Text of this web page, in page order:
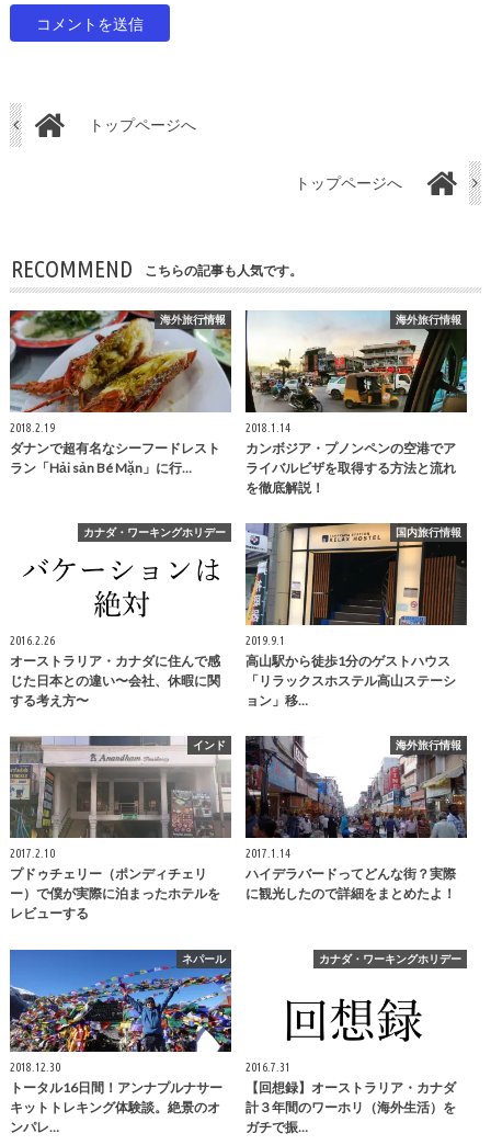
トップページへ
トップページへ
RECOMMEND こちらの記事も人気です。
海外旅行情報
2018.2.19
ダナンで超有名なシーフードレスト
ラン「Hải sản Bé Mặn」に行…
海外旅行情報
2018.1.14
カンボジア・プノンペンの空港でア
ライバルビザを取得する方法と流れ
を徹底解説！
カナダ・ワーキングホリデー
2016.2.26
オーストラリア・カナダに住んで感
じた日本との違い〜会社、休暇に関
する考え方〜
国内旅行情報
2019.9.1
高山駅から徒歩1分のゲストハウス
「リラックスホステル高山ステーシ
ョン」移…
インド
2017.2.10
プドゥチェリー（ポンディチェリ
ー）で僕が実際に泊まったホテルを
レビューする
海外旅行情報
2017.1.14
ハイデラバードってどんな街？実際
に観光したので詳細をまとめたよ！
ネパール
2018.12.30
トータル16日間！アンナプルナサー
キットトレキング体験談。絶景のオ
ンパレ…
カナダ・ワーキングホリデー
2016.7.31
【回想録】オーストラリア・カナダ
計３年間のワーホリ（海外生活）を
ガチで振…